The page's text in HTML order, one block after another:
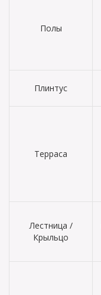
Полы
Плинтус
Терраса
Лестница /
Крыльцо